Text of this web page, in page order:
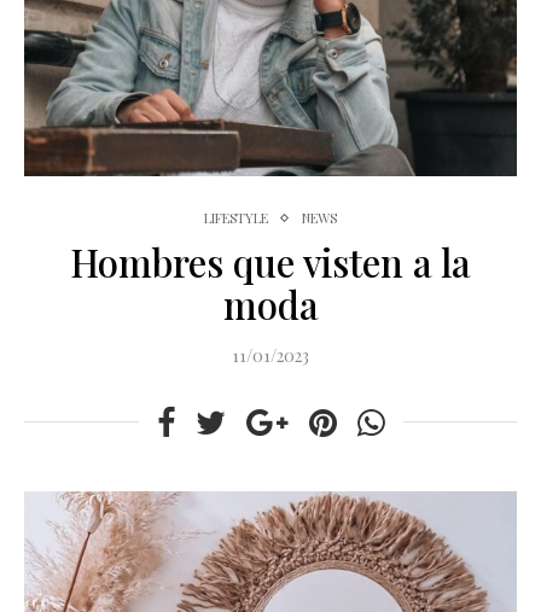
LIFESTYLE NEWS
Hombres que visten a la
moda
11/01/2023